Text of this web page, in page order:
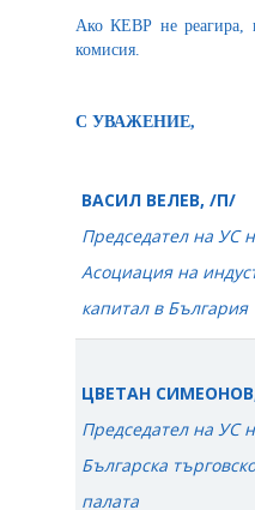
Ако КЕВР не реагира,
комисия.
С УВАЖЕНИЕ,
ВАСИЛ ВЕЛЕВ, /П/
Председател на УС
Асоциация на
капитал в България
ЦВЕТАН
Председател на УС
Българска
палата